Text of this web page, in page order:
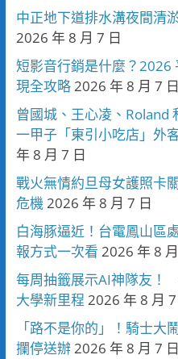
中正地下道排水溝夜間清
2026 年 8 月 7 日
短影音行銷是什麼？2026
現全攻略2026 年 8 月 7 日
曾國城、王心凌、Roland
一甲子「東引小吃店」外
年 8 月 7 日
戰火無情約旦母女護照
危機2026 年 8 月 7 日
白海豚逼近！台電鳳山
報方式一次看 2026 年 8
每周抽籤展示AI神隊友！
大學新里程 2026 年 8 月 7
「路不是你的」！騎士大
攔停送辦2026 年 8 月 7 日